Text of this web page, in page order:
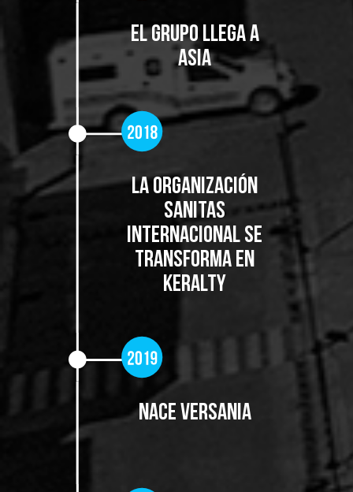
El grupo llega a
Asia
LA ORGANIZACIÓN
SANITAS
INTERNACIONAL SE
TRANSFORMA EN
KERALTY
NACE VERSANIA